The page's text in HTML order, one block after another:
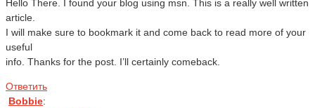
Hello There. I found your blog using msn. This is a really well written
article.
I will make sure to bookmark it and come back to read more of your
useful
info. Thanks for the post. I’ll certainly comeback.
Ответить
Bobbie: